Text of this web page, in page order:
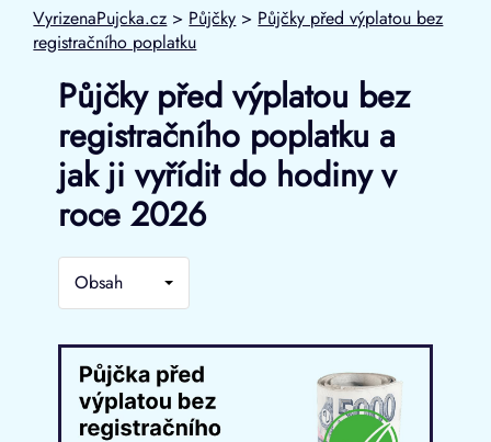
VyrizenaPujcka.cz > Půjčky > Půjčky před výplatou bez
registračního poplatku
Půjčky před výplatou bez
registračního poplatku a
jak ji vyřídit do hodiny v
roce 2026
Obsah